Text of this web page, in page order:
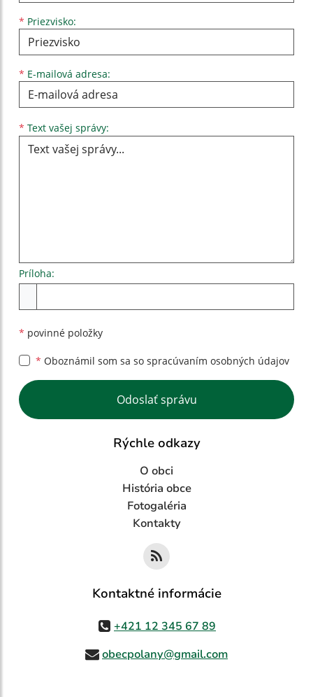
* Priezvisko:
* E-mailová adresa:
* Text vašej správy:
Príloha:
* povinné položky
* Oboznámil som sa so spracúvaním osobných údajov
Google reCaptcha Response
Odoslať správu
Rýchle odkazy
O obci
História obce
Fotogaléria
Kontakty
Kontaktné informácie
+421 12 345 67 89
obecpolany@gmail.com